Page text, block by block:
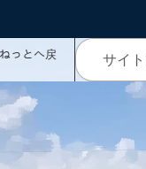
っとへ戻